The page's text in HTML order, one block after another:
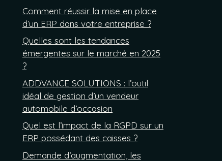
Comment réussir la mise en place
d’un ERP dans votre entreprise ?
Quelles sont les tendances
émergentes sur le marché en 2025
?
ADDVANCE SOLUTIONS : l’outil
idéal de gestion d’un vendeur
automobile d’occasion
Quel est l’impact de la RGPD sur un
ERP possédant des caisses ?
Demande d’augmentation, les